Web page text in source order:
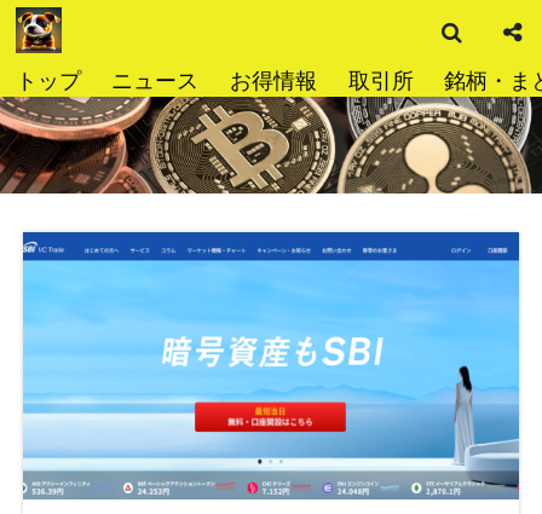
コ
ン
ン
ツ
へ
ス
トップ ニュース お得情報 取引所 銘柄・ま
索